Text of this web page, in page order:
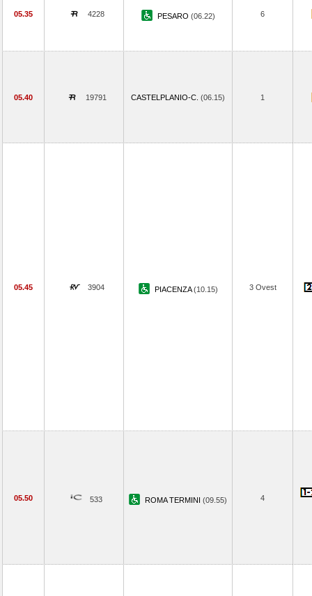
05.35 4228 PESARO (06.22) 6
05.40 19791 CASTELPLANIO-C. (06.15) 1
05.45 3904 PIACENZA(10.15) 3 Ovest
05.50 533 ROMA TERMINI (09.55) 4